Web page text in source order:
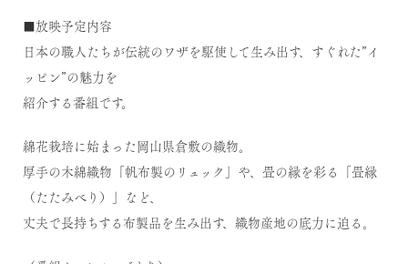
■放映予定内容
日本の職人たちが伝統のワザを駆使して生み出す、すぐれた”イ
ッピン”の魅力を
紹介する番組です。
綿花栽培に始まった岡山県倉敷の織物。
厚手の木綿織物「帆布製のリュック」や、畳の縁を彩る「畳縁
（たたみべり）」など、
丈夫で長持ちする布製品を生み出す、織物産地の底力に迫る。